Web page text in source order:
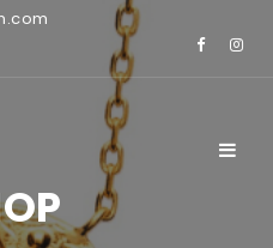
Toggle